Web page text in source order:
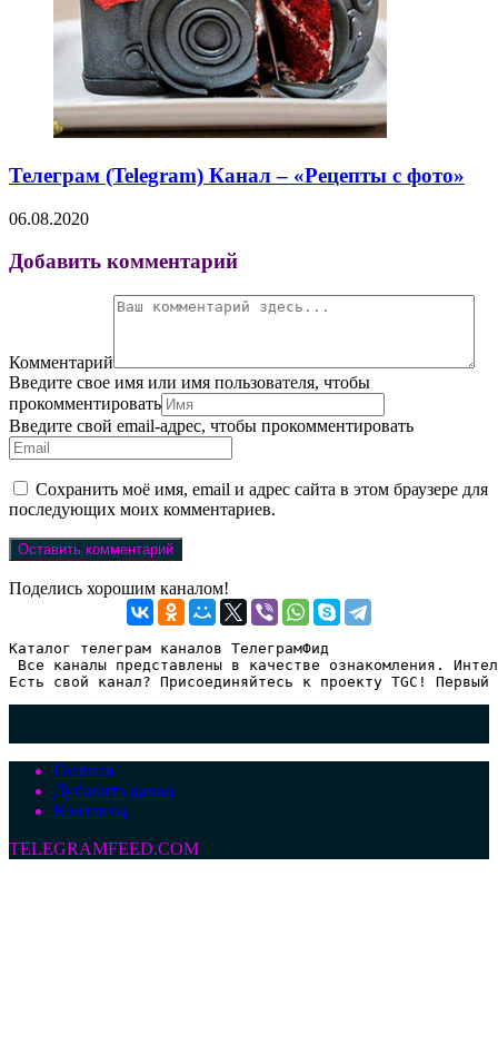
Телеграм (Telegram) Канал – «Рецепты с фото»
06.08.2020
Добавить комментарий
Комментарий
Введите свое имя или имя пользователя, чтобы
прокомментировать
Введите свой email-адрес, чтобы прокомментировать
Сохранить моё имя, email и адрес сайта в этом браузере для
последующих моих комментариев.
Поделись хорошим каналом!
Каталог телеграм каналов ТелеграмФид
Все каналы представлены в качестве ознакомления.
Есть свой канал? Присоединяйтесь к проекту TGC!
Главная
Добавить канал
Контакты
TELEGRAMFEED.COM